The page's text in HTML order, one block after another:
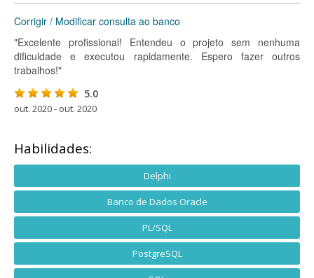
Corrigir / Modificar consulta ao banco
"Excelente profissional! Entendeu o projeto sem nenhuma
dificuldade e executou rapidamente. Espero fazer outros
trabalhos!"
5.0
out. 2020 - out. 2020
Habilidades:
Delphi
Banco de Dados Oracle
PL/SQL
PostgreSQL